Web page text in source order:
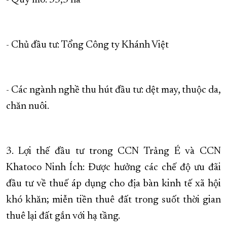
- Chủ đầu tư: Tổng Công ty Khánh Việt
- Các ngành nghề thu hút đầu tư: dệt may, thuộc da,
chăn nuôi.
3. Lợi thế đầu tư trong CCN Trảng É và CCN
Khatoco Ninh Ích: Được hưởng các chế độ ưu đãi
đầu tư về thuế áp dụng cho địa bàn kinh tế xã hội
khó khăn; miễn tiền thuê đất trong suốt thời gian
thuê lại đất gắn với hạ tầng.